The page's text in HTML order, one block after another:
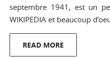
septembre 1941, est un
WIKIPEDIA et beaucoup
READ MORE